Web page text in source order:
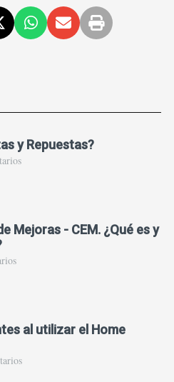
y Repuestas?
Mejoras - CEM. ¿Qué es y
al utilizar el Home